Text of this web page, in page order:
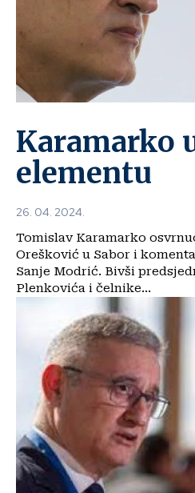
Karamarko
elementu
26. 04. 2024.
Tomislav Karamarko
Orešković u Sabor i
Sanje Modrić. Bivši
Plenkovića i čelnike...